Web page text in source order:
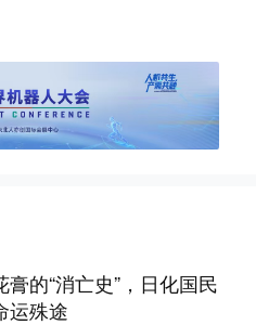
膏的“消亡史”，日化国民
运殊途